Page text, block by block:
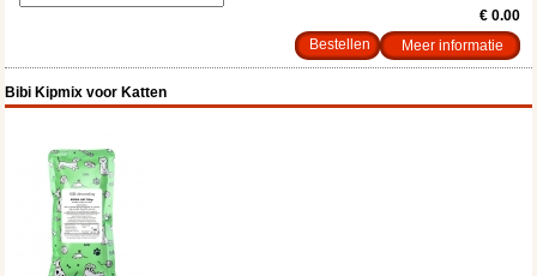
€ 0.00
Meer informatie
Bibi Kipmix voor Katten